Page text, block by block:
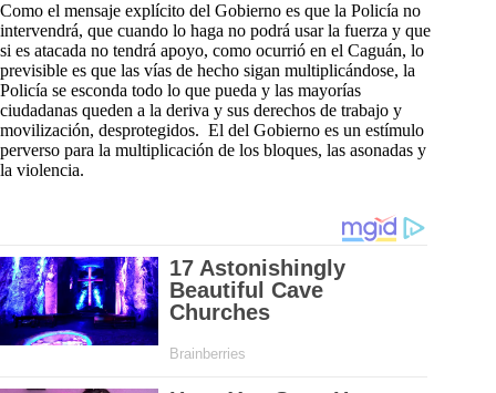
Como el mensaje explícito del Gobierno es que la Policía no
intervendrá, que cuando lo haga no podrá usar la fuerza y que
si es atacada no tendrá apoyo, como ocurrió en el Caguán, lo
previsible es que las vías de hecho sigan multiplicándose, la
Policía se esconda todo lo que pueda y las mayorías
ciudadanas queden a la deriva y sus derechos de trabajo y
movilización, desprotegidos. El del Gobierno es un estímulo
perverso para la multiplicación de los bloques, las asonadas y
la violencia.